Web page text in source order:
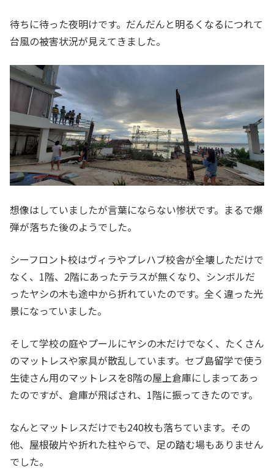
待ちに待った夜明けです。だんだんと明るくなるにつれて
台風の被害状況が見えてきました。
想像はしていましたが言葉にならない惨状です。まるで爆
弾が落ちた後のようでした。
シーフロント校はヴィラやプレハブ校舎が全壊しただけで
なく、1階、2階にあったテラスが無くなり、シンボルだ
ったヤシの木も途中から折れていたのです。全く違った光
景になっていました。
そして学校の庭やプールにヤシの木だけでなく、たくさん
のマットレスや家具が散乱しています。セブ島留学で使う
生徒さん用のマットレスを8階の屋上倉庫にしまってあっ
たのですが、倉庫が飛ばされ、1階に振ってきたのです。
なんとマットレスだけでも240枚も落ちています。その
他、屋根破片や折れた柱やらで、足の踏む場もありません
でした。